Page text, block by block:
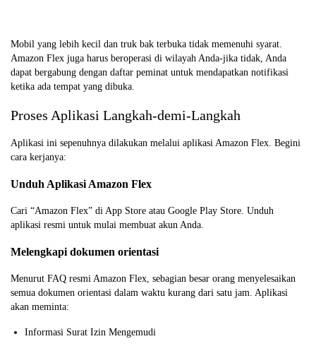
Mobil yang lebih kecil dan truk bak terbuka tidak memenuhi syarat.
Amazon Flex juga harus beroperasi di wilayah Anda-jika tidak, Anda
dapat bergabung dengan daftar peminat untuk mendapatkan notifikasi
ketika ada tempat yang dibuka.
Proses Aplikasi Langkah-demi-Langkah
Aplikasi ini sepenuhnya dilakukan melalui aplikasi Amazon Flex. Begini
cara kerjanya:
Unduh Aplikasi Amazon Flex
Cari “Amazon Flex” di App Store atau Google Play Store. Unduh
aplikasi resmi untuk mulai membuat akun Anda.
Melengkapi dokumen orientasi
Menurut FAQ resmi Amazon Flex, sebagian besar orang menyelesaikan
semua dokumen orientasi dalam waktu kurang dari satu jam. Aplikasi
akan meminta:
Informasi Surat Izin Mengemudi